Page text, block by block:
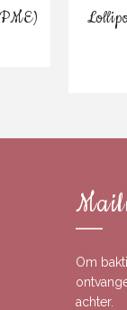
Om
achter.